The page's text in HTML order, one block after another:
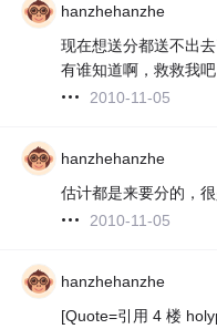
hanzhehanzhe
现在想送分都送不出
有谁知道啊，救救我吧
2010-11-05
hanzhehanzhe
估计都是来要分的，
2010-11-05
hanzhehanzhe
[Quote=引用 4 楼